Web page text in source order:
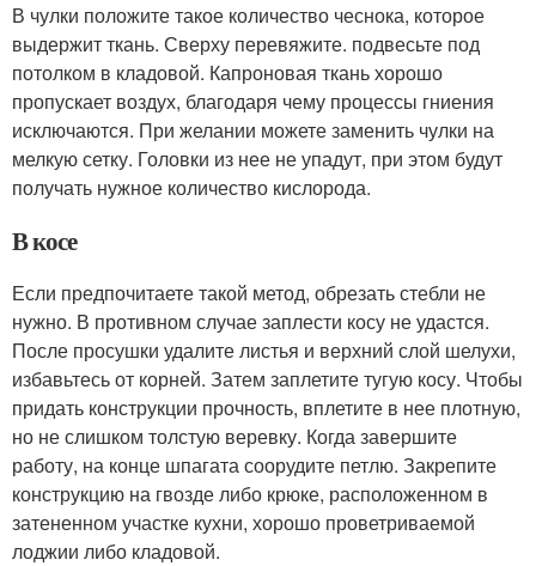
В чулки положите такое количество чеснока, которое
выдержит ткань. Сверху перевяжите. подвесьте под
потолком в кладовой. Капроновая ткань хорошо
пропускает воздух, благодаря чему процессы гниения
исключаются. При желании можете заменить чулки на
мелкую сетку. Головки из нее не упадут, при этом будут
получать нужное количество кислорода.
В косе
Если предпочитаете такой метод, обрезать стебли не
нужно. В противном случае заплести косу не удастся.
После просушки удалите листья и верхний слой шелухи,
избавьтесь от корней. Затем заплетите тугую косу. Чтобы
придать конструкции прочность, вплетите в нее плотную,
но не слишком толстую веревку. Когда завершите
работу, на конце шпагата соорудите петлю. Закрепите
конструкцию на гвозде либо крюке, расположенном в
затененном участке кухни, хорошо проветриваемой
лоджии либо кладовой.